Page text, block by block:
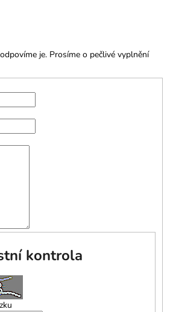
je. Prosíme o pečlivé vyplnění
kontrola